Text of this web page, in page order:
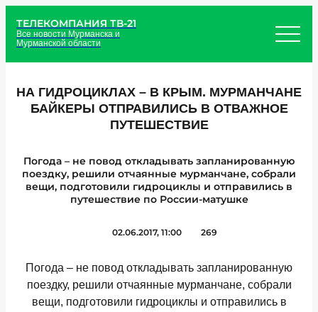
ТЕЛЕКОМПАНИЯ ТВ-21
Все новости Мурманска и
Мурманской области
НА ГИДРОЦИКЛАХ – В КРЫМ. МУРМАНЧАНЕ
БАЙКЕРЫ ОТПРАВИЛИСЬ В ОТВАЖНОЕ
ПУТЕШЕСТВИЕ
Погода – не повод откладывать запланированную
поездку, решили отчаянные мурманчане, собрали
вещи, подготовили гидроциклы и отправились в
путешествие по России-матушке
02.06.2017, 11:00 269
Погода – не повод откладывать запланированную
поездку, решили отчаянные мурманчане, собрали
вещи, подготовили гидроциклы и отправились в